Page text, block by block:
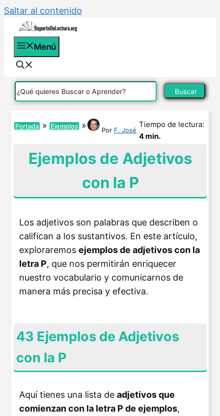
Saltar al contenido
Menú
Buscar
Portada » Ejemplos » Por F. José
Tiempo de lectura:
4 min.
Ejemplos de Adjetivos
con la P
Los adjetivos son palabras que describen o
califican a los sustantivos. En este artículo,
exploraremos ejemplos de adjetivos con la
letra P, que nos permitirán enriquecer
nuestro vocabulario y comunicarnos de
manera más precisa y efectiva.
43 Ejemplos de Adjetivos
con la P
Aquí tienes una lista de adjetivos que
comienzan con la letra P de ejemplos,